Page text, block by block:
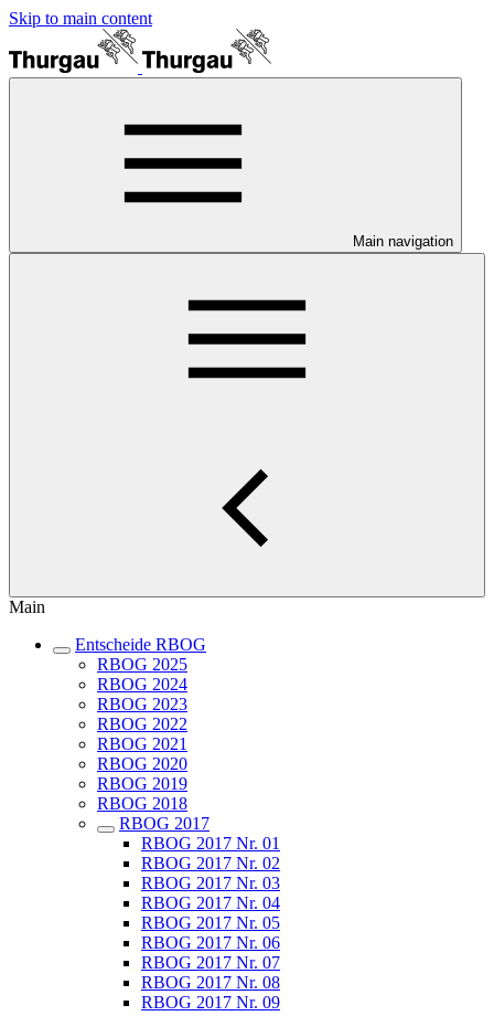
Skip to main content
Main navigation
Main
Entscheide RBOG
RBOG 2025
RBOG 2024
RBOG 2023
RBOG 2022
RBOG 2021
RBOG 2020
RBOG 2019
RBOG 2018
RBOG 2017
RBOG 2017 Nr. 01
RBOG 2017 Nr. 02
RBOG 2017 Nr. 03
RBOG 2017 Nr. 04
RBOG 2017 Nr. 05
RBOG 2017 Nr. 06
RBOG 2017 Nr. 07
RBOG 2017 Nr. 08
RBOG 2017 Nr. 09